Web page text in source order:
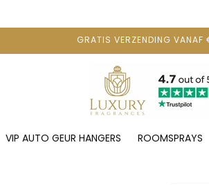
GRATIS VERZENDING VANAF
VIP AUTO GEUR HANGERS ROOMSPRAYS